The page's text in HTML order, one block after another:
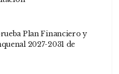
Plan Financiero y
2027-2031 de